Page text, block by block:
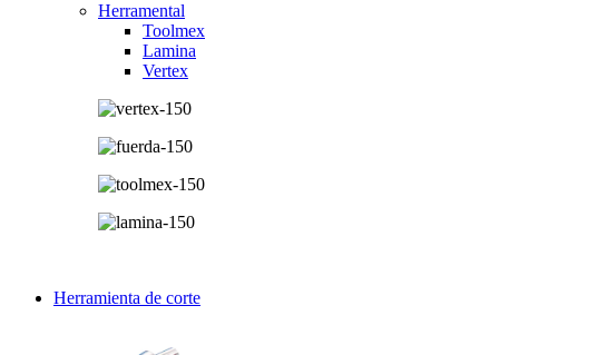
Herramental
Toolmex
Lamina
Vertex
Herramienta de corte